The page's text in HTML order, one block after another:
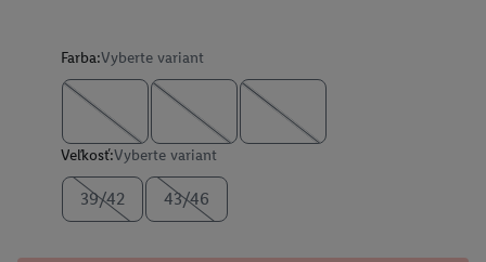
Farba:Vyberte variant
Veľkosť:Vyberte variant
39/42 43/46